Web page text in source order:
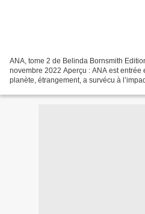
ANA, tome 2 de Belinda Bornsmith
novembre 2022 Aperçu : ANA est entrée
planète, étrangement, a survécu à